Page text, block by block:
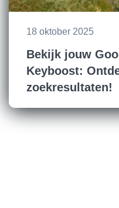
18 oktober 2025
Bekijk jouw
Keyboost:
zoekresultaten!